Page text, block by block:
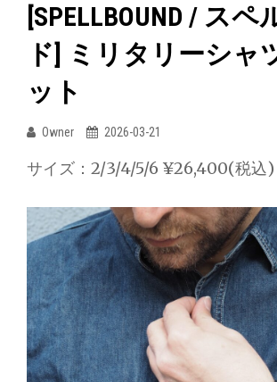
[SPELLBOUND / ス
ド] ミリタリーシャ
ット
Owner 2026-03-21
サイズ：2/3/4/5/6 ¥26,400(税込)